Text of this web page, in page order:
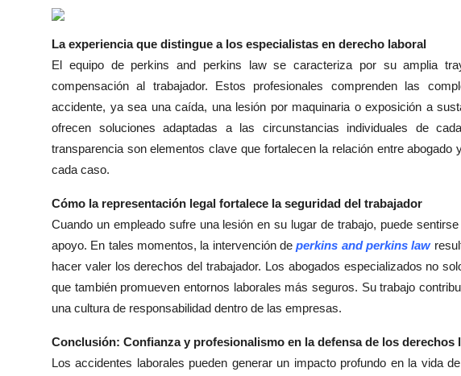
How To
Support Number
La experiencia que distingue a los especialistas en derecho laboral
El equipo de perkins and perkins law se caracteriza por su amplia
compensación al trabajador. Estos profesionales comprenden las
accidente, ya sea una caída, una lesión por maquinaria o exposición a
ofrecen soluciones adaptadas a las circunstancias individuales de
transparencia son elementos clave que fortalecen la relación entre
cada caso.
Cómo la representación legal fortalece la seguridad del trabajador
Cuando un empleado sufre una lesión en su lugar de trabajo, puede
apoyo. En tales momentos, la intervención deperkins and perkins law
hacer valer los derechos del trabajador. Los abogados especializados no
que también promueven entornos laborales más seguros. Su trabajo
una cultura de responsabilidad dentro de las empresas.
Conclusión: Confianza y profesionalismo en la defensa de los derechos
Los accidentes laborales pueden generar un impacto profundo en la vida